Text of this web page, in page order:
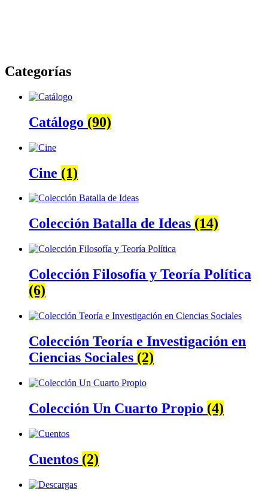
Categorías
Catálogo (90)
Cine (1)
Colección Batalla de Ideas (14)
Colección Filosofía y Teoría Política
(6)
Colección Teoría e Investigación en
Ciencias Sociales (2)
Colección Un Cuarto Propio (4)
Cuentos (2)